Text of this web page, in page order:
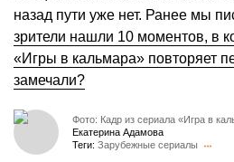
назад пути уже нет. Ранее мы
зрители нашли 10 моментов, в
«Игры в кальмара» повторяет
замечали?
Фото: Кадр из сериала «Игра в
Екатерина Адамова
Теги: Зарубежные сериалы